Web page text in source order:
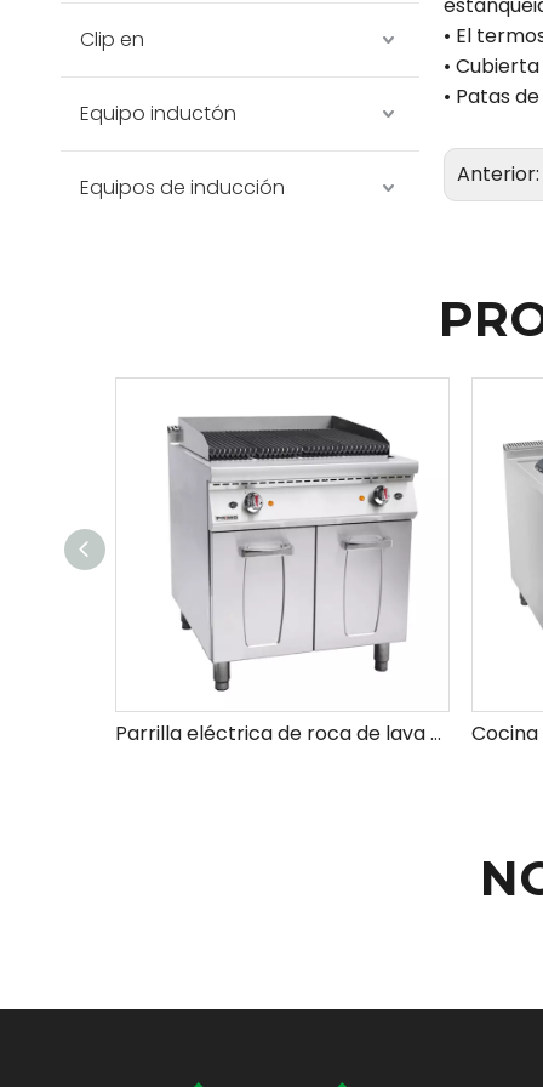
Clip en
Equipo inductón
Equipos de inducción
• El
•
• Patas
Anterior:
Parrilla eléctrica de roca de lava con gabinete